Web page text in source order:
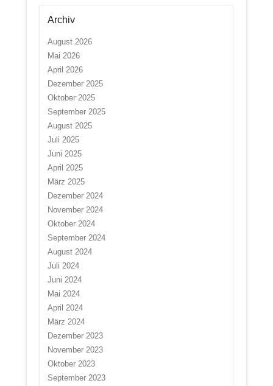
Archiv
August 2026
Mai 2026
April 2026
Dezember 2025
Oktober 2025
September 2025
August 2025
Juli 2025
Juni 2025
April 2025
März 2025
Dezember 2024
November 2024
Oktober 2024
September 2024
August 2024
Juli 2024
Juni 2024
Mai 2024
April 2024
März 2024
Dezember 2023
November 2023
Oktober 2023
September 2023